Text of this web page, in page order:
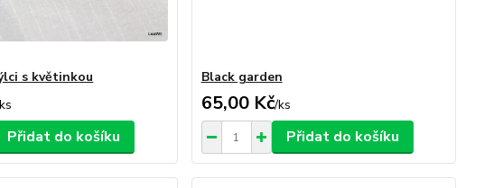
s květinkou
ks
Přidat do košíku
Black garden
65,00 Kč/ks
Přidat do košíku